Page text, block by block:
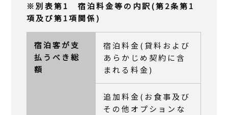
※別表第1 宿泊料金等の内訳(第2条第1
項及び第1項関係)
宿泊客が支
払うべき総
額
宿泊料金(貸料および
あらかじめ契約に含
まれる料金)
追加料金(お食事及び
その他オプションな